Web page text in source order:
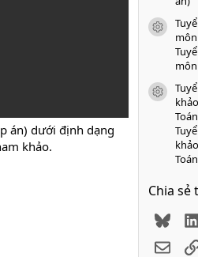
án) dưới định dạng
khảo.
icon
icon
Chia sẻ